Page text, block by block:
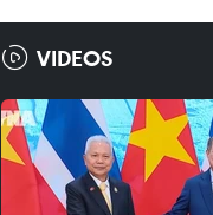
VIDEOS